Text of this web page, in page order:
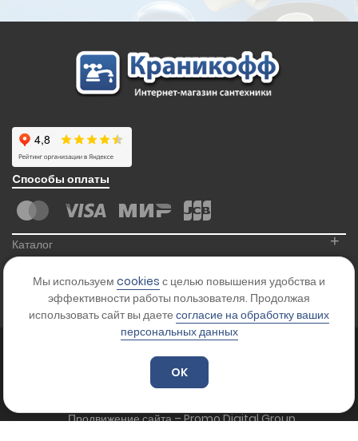
Cпособы оплаты
Каталог +
Контакты
. Все права защищены.
Цены на сайте указаны для ознакомления и не являются офертой.
Продвижение сайта – Promo Digital Group
Мы используем cookies с целью повышения удобства и
эффективности работы пользователя. Продолжая
использовать сайт вы даете согласие на обработку ваших
персональных данных
OK